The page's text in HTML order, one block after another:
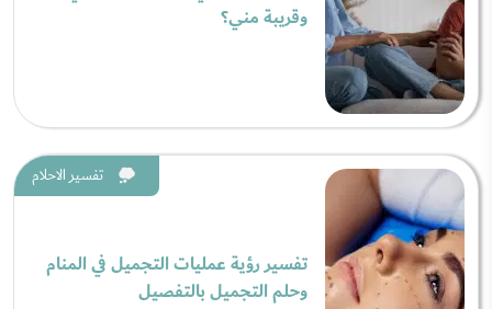
وقريبة مني؟
تفسير الاحلام
تفسير رؤية عمليات التجميل في المنام
وحلم التجميل بالتفصيل